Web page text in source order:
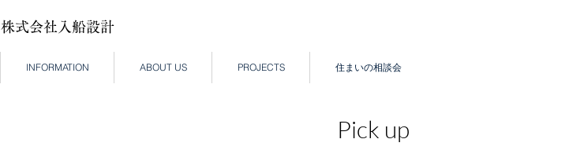
株式会社入船設計
INFORMATION ABOUT US PROJECTS 住まいの相談会
Pick up